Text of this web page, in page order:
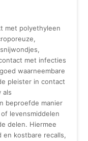
met polyethyleen
met infecties
waarneembare
pleister in contact
als
beproefde manier
levensmiddelen
delen. Hiermee
en kostbare recalls,